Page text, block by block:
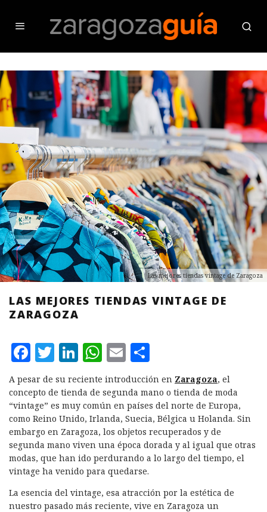
Las mejores tiendas vintage de Zaragoza
LAS MEJORES TIENDAS VINTAGE DE
ZARAGOZA
F
a
c
e
b
o
o
k
T
w
it
te
r
L
i
n
k
e
d
I
n
W
h
at
s
A
p
p
E
m
ai
l
o
m
p
a
rt
ir
A pesar de su reciente introducción en Zaragoza, el
concepto de tienda de segunda mano o tienda de moda
“vintage” es muy común en países del norte de Europa,
como Reino Unido, Irlanda, Suecia, Bélgica u Holanda. Sin
embargo en Zaragoza, los objetos recuperados y de
segunda mano viven una época dorada y al igual que otras
modas, que han ido perdurando a lo largo del tiempo, el
vintage ha venido para quedarse.
La esencia del vintage, esa atracción por la estética de
nuestro pasado más reciente, vive en Zaragoza un